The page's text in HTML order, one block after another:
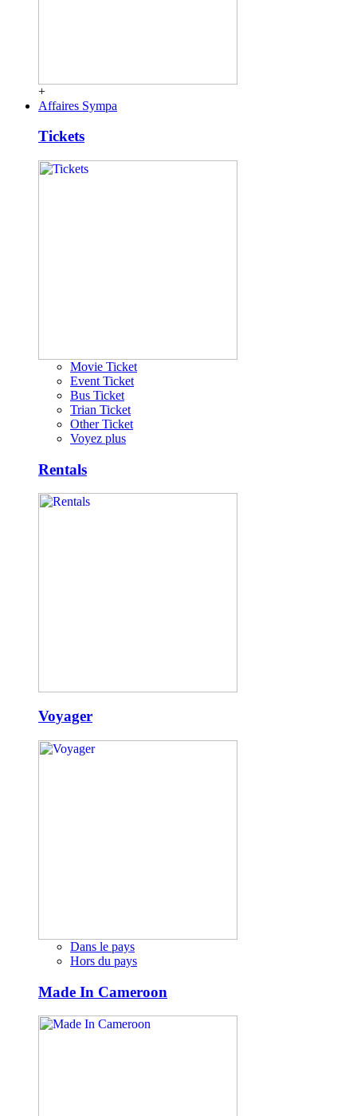
+
Affaires Sympa
Tickets
Movie Ticket
Event Ticket
Bus Ticket
Trian Ticket
Other Ticket
Voyez plus
Rentals
Voyager
Dans le pays
Hors du pays
Made In Cameroon